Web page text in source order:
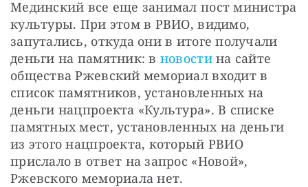
Мединский все еще занимал пост министра
культуры. При этом в РВИО, видимо,
запутались, откуда они в итоге получали
деньги на памятник: в новости на сайте
общества Ржевский мемориал входит в
список памятников, установленных на
деньги нацпроекта «Культура». В списке
памятных мест, установленных на деньги
из этого нацпроекта, который РВИО
прислало в ответ на запрос «Новой»,
Ржевского мемориала нет.